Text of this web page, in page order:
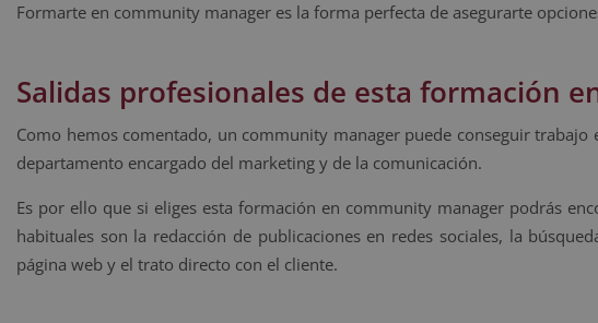
Formarte en community manager es la forma perfecta de asegurarte
Salidas profesionales de esta formación
Como hemos comentado, un community manager puede conseguir trabajo
departamento encargado del marketing y de la comunicación.
Es por ello que si eliges esta formación en community manager podrás
habituales son la redacción de publicaciones en redes sociales, la
página web y el trato directo con el cliente.